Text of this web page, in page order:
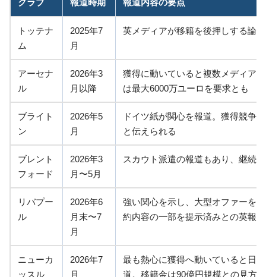
トッテナ
ム
2025年7
月
英メディアが移籍を後押しする論
アーセナ
ル
2026年3
月以降
獲得に動いていると複数メディア
は最大6000万ユーロを要求とも
ブライト
ン
2026年5
月
ドイツ紙が関心を報道。獲得競争
と伝えられる
ブレント
フォード
2026年3
月〜5月
スカウト派遣の報道もあり、継続
リバプー
ル
2026年6
月末〜7
月
強い関心を示し、大型オファーを
約内容の一部を提示済みとの英報
ニューカ
ッスル
2026年7
月
最も熱心に獲得へ動いていると日
道。移籍金は90億円規模との見方